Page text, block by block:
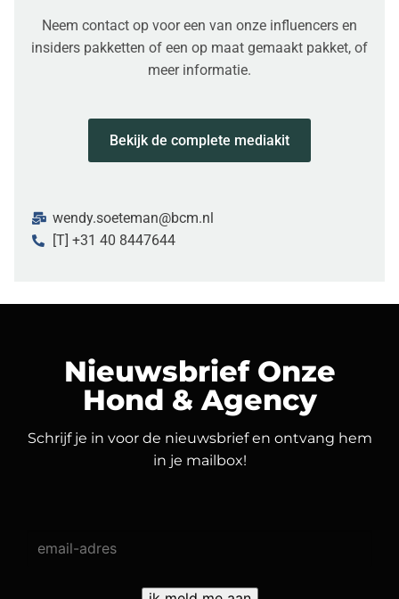
Neem contact op voor een van onze influencers en
insiders pakketten of een op maat gemaakt pakket, of
meer informatie.
Bekijk de complete mediakit
wendy.soeteman@bcm.nl
[T] +31 40 8447644
Nieuwsbrief Onze
Hond & Agency
Schrijf je in voor de nieuwsbrief en ontvang hem
in je mailbox!